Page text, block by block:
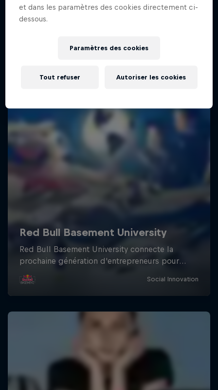
et dans les paramètres des cookies directement ci-
dessous.
Paramètres des cookies
Tout refuser Autoriser les cookies